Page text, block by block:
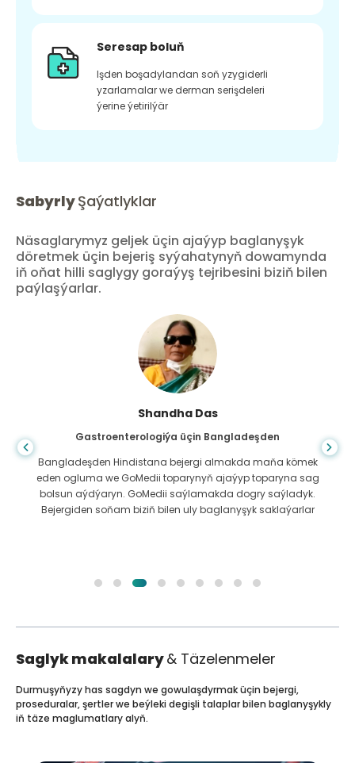
Seresap boluň
Işden boşadylandan soň yzygiderli
yzarlamalar we derman serişdeleri
ýerine ýetirilýär
SabyrlyŞaýatlyklar
Näsaglarymyz geljek üçin ajaýyp baglanyşyk
döretmek üçin bejeriş syýahatynyň dowamynda
iň oňat hilli saglygy goraýyş tejribesini biziň bilen
paýlaşýarlar.
Shandha Das
Gastroenterologiýa üçin Bangladeşden
Bangladeşden Hindistana bejergi almakda maňa kömek
eden ogluma we GoMedii toparynyň ajaýyp toparyna sag
bolsun aýdýaryn. GoMedii saýlamakda dogry saýladyk.
Bejergiden soňam biziň bilen uly baglanyşyk saklaýarlar
Saglyk makalalary& Täzelenmeler
Durmuşyňyzy has sagdyn we gowulaşdyrmak üçin bejergi,
proseduralar, şertler we beýleki degişli talaplar bilen baglanyşykly
iň täze maglumatlary alyň.